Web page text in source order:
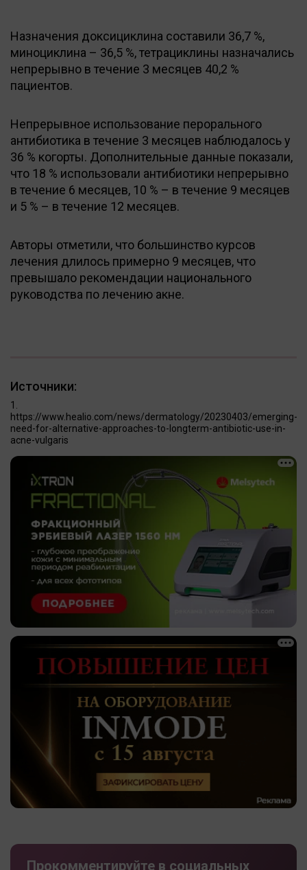
Назначения доксициклина составили 36,7 %,
миноциклина – 36,5 %, тетрациклины назначались
непрерывно в течение 3 месяцев 40,2 %
пациентов.
Непрерывное использование перорального
антибиотика в течение 3 месяцев наблюдалось у
36 % когорты. Дополнительные данные показали,
что 18 % использовали антибиотики непрерывно
в течение 6 месяцев, 10 % – в течение 9 месяцев
и 5 % – в течение 12 месяцев.
Авторы отметили, что большинство курсов
лечения длилось примерно 9 месяцев, что
превышало рекомендации национального
руководства по лечению акне.
Источники:
https://www.healio.com/news/dermatology/20230403/emerging-
need-for-alternative-approaches-to-longterm-antibiotic-use-in-
acne-vulgaris
Прокомментируйте в социальных